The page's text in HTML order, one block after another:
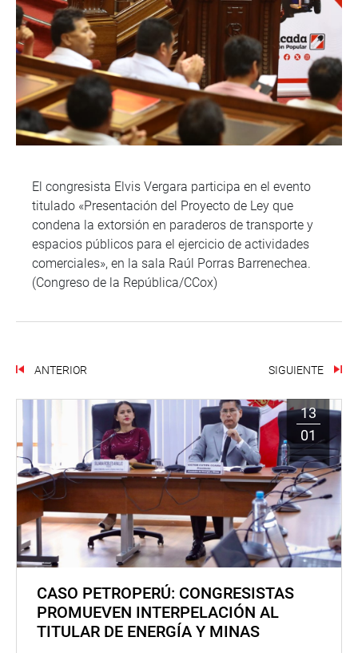
El congresista Elvis Vergara participa en el evento
titulado «Presentación del Proyecto de Ley que
condena la extorsión en paraderos de transporte y
espacios públicos para el ejercicio de actividades
comerciales», en la sala Raúl Porras Barrenechea.
(Congreso de la República/CCox)
ANTERIOR SIGUIENTE
13
01
CASO PETROPERÚ: CONGRESISTAS
PROMUEVEN INTERPELACIÓN AL
TITULAR DE ENERGÍA Y MINAS